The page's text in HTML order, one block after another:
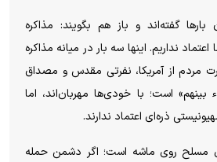
گفته‌اند و باز هم بگویند: مذاکره
نداریم. اینها سه بار در میانه مذاکره
مردم از آمریکا، نفرتی مقدس و مصداق
بینهم» است؛ با خودی‌ها مهربان‌اند، اما
ذره‌ای اعتماد ندارند.
روی ماشه است؛ اگر دشمن حمله